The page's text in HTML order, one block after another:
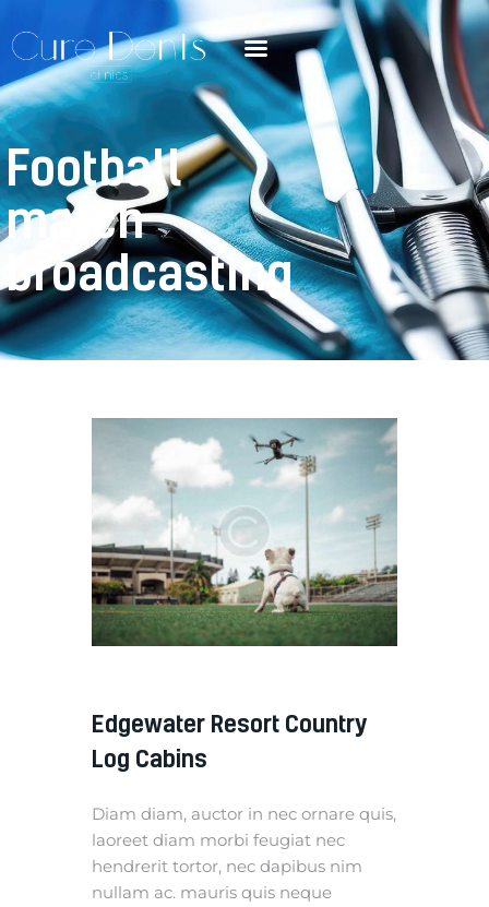
Football
match
broadcasting
Edgewater Resort Country
Log Cabins
Diam diam, auctor in nec ornare quis,
laoreet diam morbi feugiat nec
hendrerit tortor, nec dapibus nim
nullam ac. mauris quis neque